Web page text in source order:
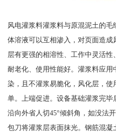
风电灌浆料灌浆料与原混泥土的
体溶液可以互相渗入，对页面造
层有更强的相溶性、工作中灵活性
耐老化、使用性能好。灌浆料应
染，且不灌浆易脆化，风化层，
单。上端促进。设备基础灌浆完
沿向外省人切45°倾斜角，如没法
包刀将灌浆层表面抹光。钢筋混